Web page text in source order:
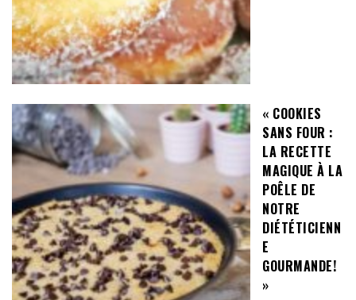
« COOKIES
SANS FOUR :
LA RECETTE
MAGIQUE À LA
POÊLE DE
NOTRE
DIÉTÉTICIENN
E
GOURMANDE!
»